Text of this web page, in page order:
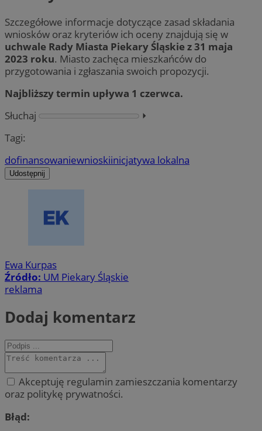
Szczegółowe informacje dotyczące zasad składania
wniosków oraz kryteriów ich oceny znajdują się w
uchwale Rady Miasta Piekary Śląskie z 31 maja
2023 roku. Miasto zachęca mieszkańców do
przygotowania i zgłaszania swoich propozycji.
Najbliższy termin upływa 1 czerwca.
Słuchaj
⏵︎
Tagi:
dofinansowaniewnioskiinicjatywa lokalna
Udostępnij
Ewa Kurpas
Źródło: UM Piekary Śląskie
reklama
Dodaj komentarz
Akceptuję regulamin zamieszczania komentarzy
oraz politykę prywatności.
Błąd: